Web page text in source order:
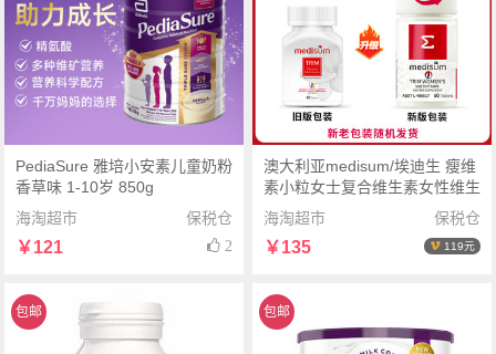
PediaSure 雅培小安素儿童奶粉
香草味 1-10岁 850g
海淘超市
保税仓
￥121 2
澳大利亚medisum/埃迪生 瘦维
素小粒女士复合维生素女性维生
素60粒
海淘超市 保税仓
￥135 119元
包邮 包邮